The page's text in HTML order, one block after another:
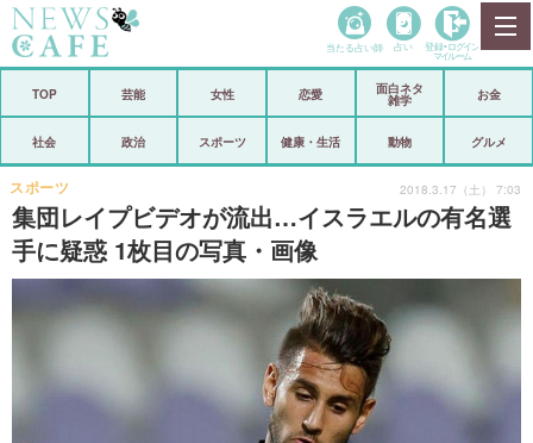
政治
経済
芸能 スポーツ
恋愛 ビックリ
コメントポスト アリ／ナシ
ショップ
当たる占い師 占い 登録• ログイン
マイルーム
TOP 芸能 女性 恋愛
面白ネタ
雑学
お金
社会 政治 スポーツ 健康・生活 動物 グルメ
集団レイプビデオが流出…イスラエルの有名選
手に疑惑 1枚目の写真・画像
スポーツ 2018.3.17（土） 7:03